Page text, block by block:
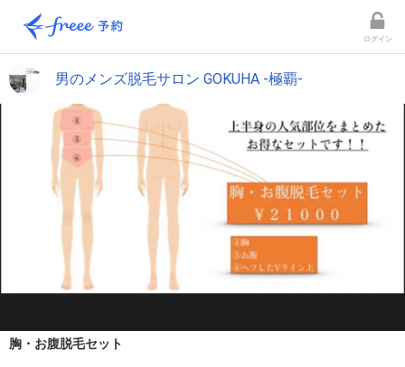
ログイン
男のメンズ脱毛サロン GOKUHA -極覇-
胸・お腹脱毛セット